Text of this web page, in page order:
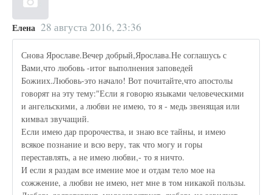
Елена 28 августа 2016, 23:36
Снова Ярославе.Вечер добрый,Ярослава.Не соглашусь с
Вами,что любовь -итог выполнения заповедей
Божиих.Любовь-это начало! Вот почитайте,что апостолы
говорят на эту тему:"Если я говорю языками человеческими
и ангельскими, а любви не имею, то я - медь звенящая или
кимвал звучащий.
Если имею дар пророчества, и знаю все тайны, и имею
всякое познание и всю веру, так что могу и горы
переставлять, а не имею любви,- то я ничто.
И если я раздам все имение мое и отдам тело мое на
сожжение, а любви не имею, нет мне в том никакой пользы.